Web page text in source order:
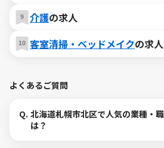
介護の求人
客室清掃・ベッドメイクの求人
よくあるご質問
Q. 北海道札幌市北区で人気の業種・
は？